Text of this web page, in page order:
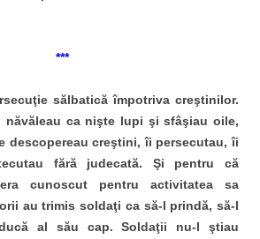
***
sălbatică împotriva creştinilor.
ca nişte lupi şi sfâşiau oile,
descopereau creştini, îi persecutau, îi
fără judecată. Şi pentru că
cunoscut pentru activitatea sa
au trimis soldaţi ca să-l prindă, să-l
al său cap. Soldaţii nu-l ştiau